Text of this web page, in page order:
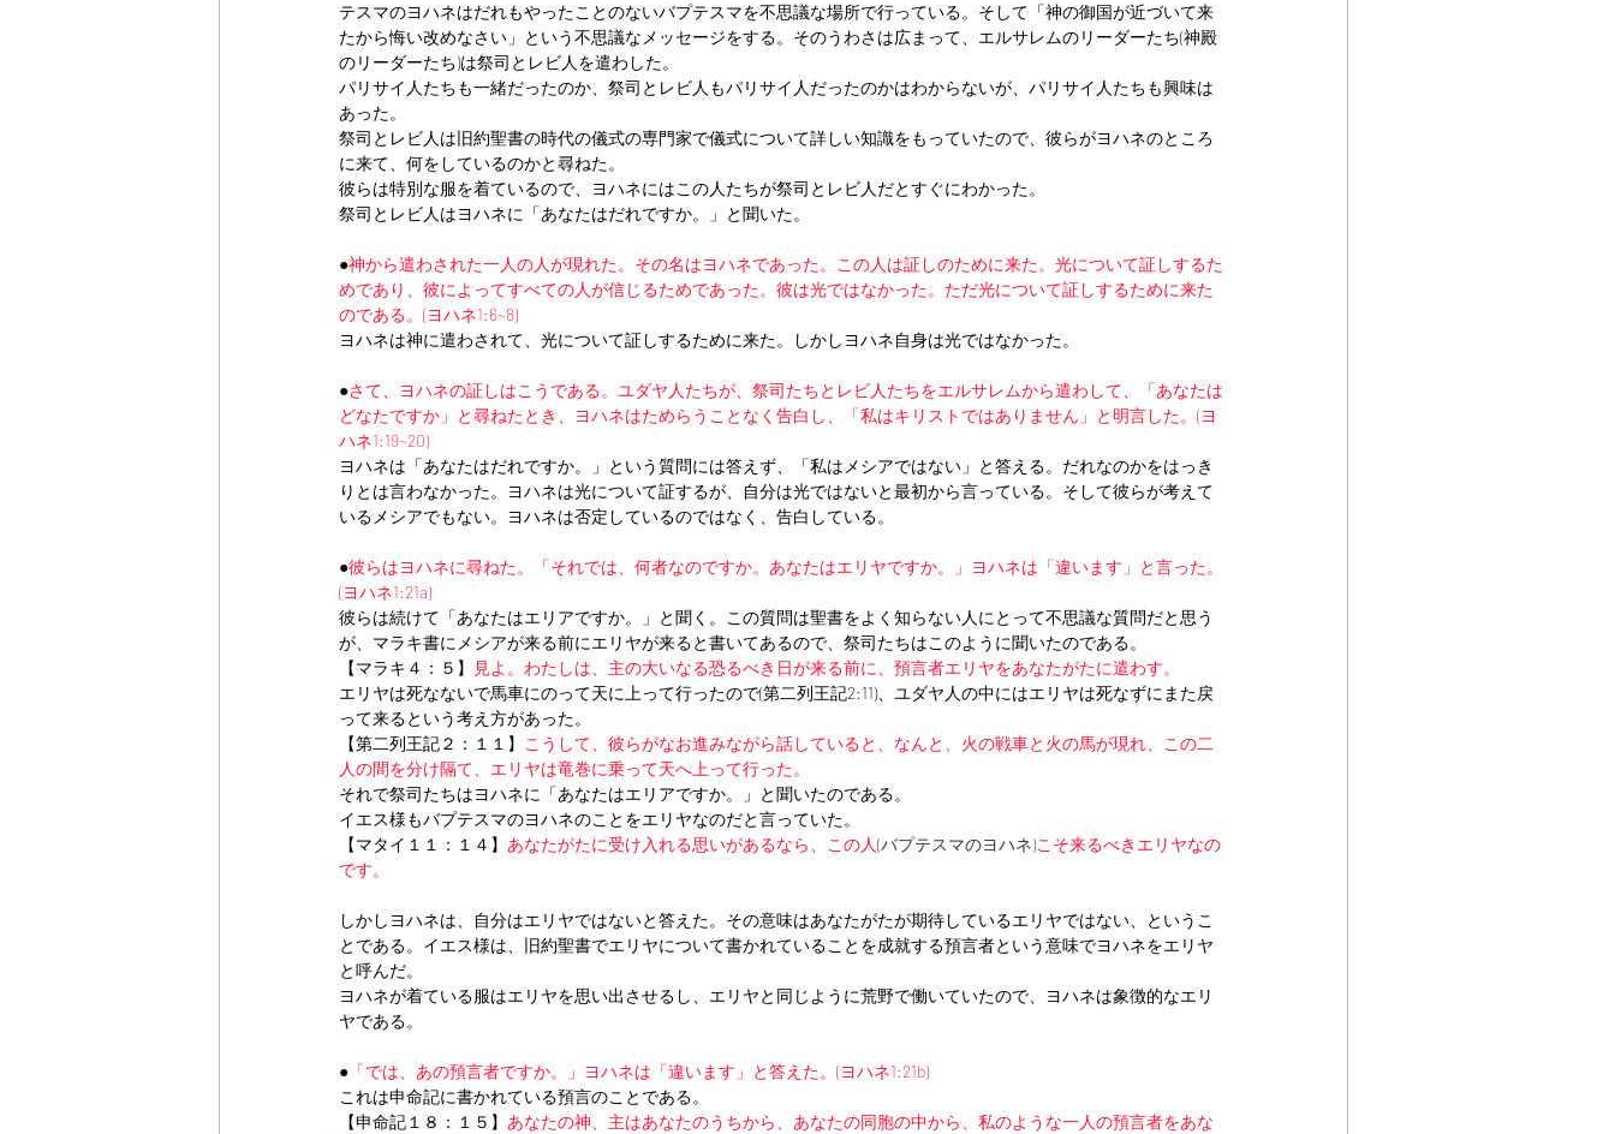
テスマのヨハネはだれもやったことのないバプテスマを不思議な場所で行っている。そして「神の御国が近づいて来
たから悔い改めなさい」という不思議なメッセージをする。そのうわさは広まって、エルサレムのリーダーたち(神殿
のリーダーたち)は祭司とレビ人を遣わした。
パリサイ人たちも一緒だったのか、祭司とレビ人もパリサイ人だったのかはわからないが、パリサイ人たちも興味は
あった。
祭司とレビ人は旧約聖書の時代の儀式の専門家で儀式について詳しい知識をもっていたので、彼らがヨハネのところ
に来て、何をしているのかと尋ねた。
彼らは特別な服を着ているので、ヨハネにはこの人たちが祭司とレビ人だとすぐにわかった。
祭司とレビ人はヨハネに「あなたはだれですか。」と聞いた。
●神から遣わされた一人の人が現れた。その名はヨハネであった。この人は証しのために来た。光について証しするた
めであり、彼によってすべての人が信じるためであった。彼は光ではなかった。ただ光について証しするために来た
のである。(ヨハネ1:6~8)
ヨハネは神に遣わされて、光について証しするために来た。しかしヨハネ自身は光ではなかった。
●さて、ヨハネの証しはこうである。ユダヤ人たちが、祭司たちとレビ人たちをエルサレムから遣わして、「あなたは
どなたですか」と尋ねたとき、ヨハネはためらうことなく告白し、「私はキリストではありません」と明言した。(ヨ
ハネ1:19~20)
ヨハネは「あなたはだれですか。」という質問には答えず、「私はメシアではない」と答える。だれなのかをはっき
りとは言わなかった。ヨハネは光について証するが、自分は光ではないと最初から言っている。そして彼らが考えて
いるメシアでもない。ヨハネは否定しているのではなく、告白している。
●彼らはヨハネに尋ねた。「それでは、何者なのですか。あなたはエリヤですか。」ヨハネは「違います」と言った。
(ヨハネ1:21a)
彼らは続けて「あなたはエリアですか。」と聞く。この質問は聖書をよく知らない人にとって不思議な質問だと思う
が、マラキ書にメシアが来る前にエリヤが来ると書いてあるので、祭司たちはこのように聞いたのである。
【マラキ４：５】
見よ。わたしは、主の大いなる恐るべき日が来る前に、預言者エリヤをあなたがたに遣わす。
エリヤは死なないで馬車にのって天に上って行ったので(第二列王記2:11)、ユダヤ人の中にはエリヤは死なずにまた戻
って来るという考え方があった。
【第二列王記２：１１】
こうして、彼らがなお進みながら話していると、なんと、火の戦車と火の馬が現れ、この二
人の間を分け隔て、エリヤは竜巻に乗って天へ上って行った。
それで祭司たちはヨハネに「あなたはエリアですか。」と聞いたのである。
イエス様もバプテスマのヨハネのことをエリヤなのだと言っていた。
【マタイ１１：１４】 あなたがたに受け入れる思いがあるなら、この人(バプテスマのヨハネ)こそ来るべきエリヤなの
です。
しかしヨハネは、自分はエリヤではないと答えた。その意味はあなたがたが期待しているエリヤではない、というこ
とである。イエス様は、旧約聖書でエリヤについて書かれていることを成就する預言者という意味でヨハネをエリヤ
と呼んだ。
ヨハネが着ている服はエリヤを思い出させるし、エリヤと同じように荒野で働いていたので、ヨハネは象徴的なエリ
ヤである。
● 「では、あの預言者ですか。」ヨハネは「違います」と答えた。(ヨハネ1:21b)
これは申命記に書かれている預言のことである。
【申命記１８：１５】 あなたの神、主はあなたのうちから、あなたの同胞の中から、私のような一人の預言者をあな